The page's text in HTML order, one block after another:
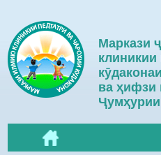
Маркази
клиникии
ва ҳифзи